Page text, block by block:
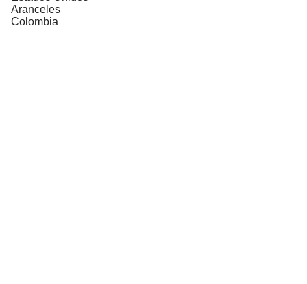
Aranceles
Colombia